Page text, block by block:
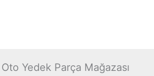
Yedek Parça Mağazası